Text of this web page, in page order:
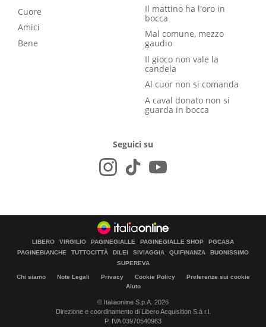
Cuore
Amici
Bene
Il mattino ha l'oro in
bocca
Mal comune, mezzo
gaudio
Il gioco non vale la
candela
Al cuor non si comanda
A caval donato non si
guarda in bocca
Seguici su
LIBERO VIRGILIO PAGINEGIALLE PAGINEGIALLE SHOP
PGCASA
PAGINEBIANCHE
TUTTOCITTÀ DILEI SIVIAGGIA QUIFINANZA
BUONISSIMO
SUPEREVA
Chi siamo Note Legali Privacy Cookie Policy
Preferenze sui cookie
Aiuto
© Italiaonline S.p.A. 2026
Direzione e coordinamento di Libero Acquisition S.á r.l.
P. IVA 03970540963